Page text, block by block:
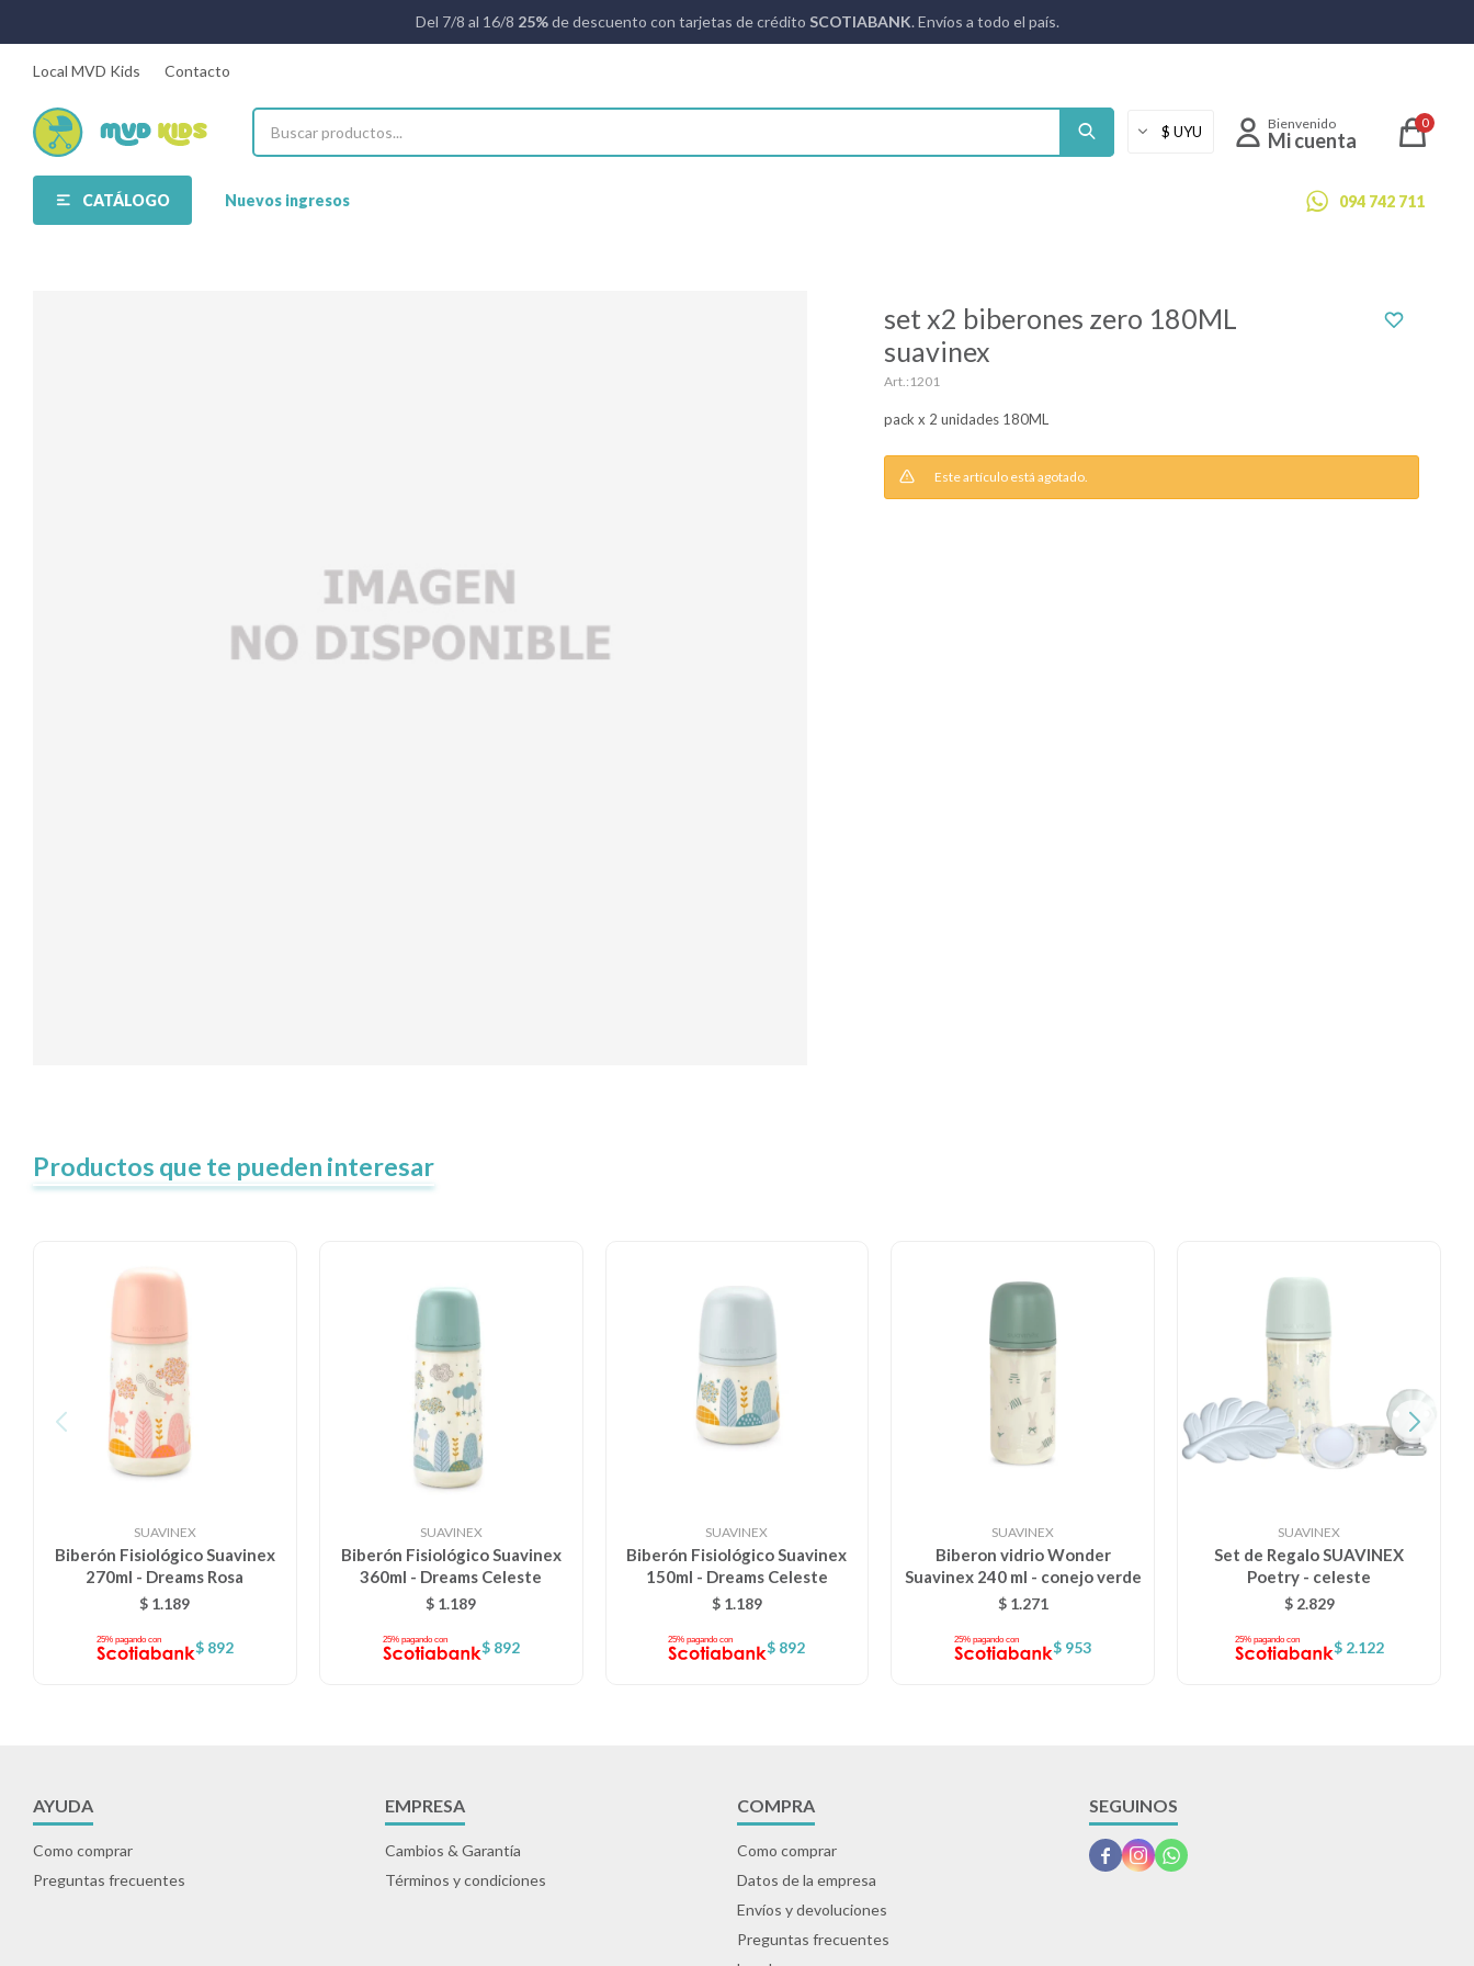
Del 7/8 al 16/8 25%de descuento con tarjetas de crédito SCOTIABANK. Envíos a todo el país.
CATÁLOGO Nuevos ingresos 094 742 711
0
Local MVD Kids Contacto
set x2 biberones zero 180ML
suavinex
1201
pack x 2 unidades 180ML
Este artículo está agotado.
Productos que te pueden interesar
SUAVINEX
Biberón Fisiológico Suavinex
270ml - Dreams Rosa
$ 1.189
$ 892
SUAVINEX
Biberón Fisiológico Suavinex
360ml - Dreams Celeste
$ 1.189
$ 892
SUAVINEX
Biberón Fisiológico Suavinex
150ml - Dreams Celeste
$ 1.189
$ 892
SUAVINEX
Biberon vidrio Wonder
Suavinex 240 ml - conejo verde
$ 1.271
$ 953
SUAVINEX
Set de Regalo SUAVINEX
Poetry - celeste
$ 2.829
$ 2.122
AYUDA
Como comprar
Preguntas frecuentes
EMPRESA
Cambios & Garantía
Términos y condiciones
COMPRA
Como comprar
Datos de la empresa
Envíos y devoluciones
Preguntas frecuentes
SEGUINOS
  